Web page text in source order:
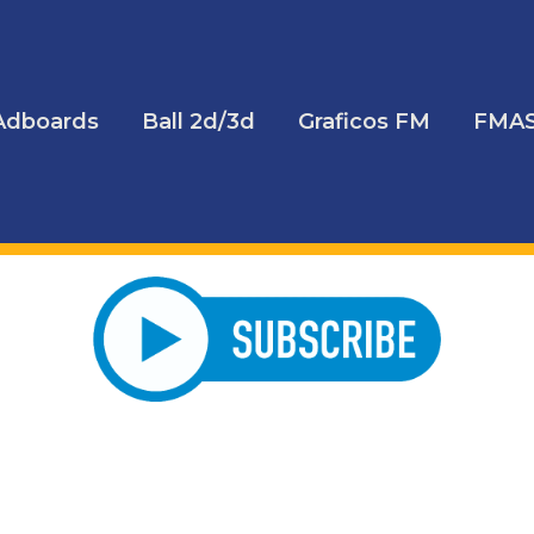
Ball 2d/3d Graficos FM
y actualizaciones. Ingresa tu correo y recibirás un mail de